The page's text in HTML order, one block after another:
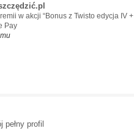
w akcji “Bonus z Twisto edycja IV +
Pay
pełny profil